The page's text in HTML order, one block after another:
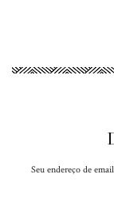
Seu endereço de